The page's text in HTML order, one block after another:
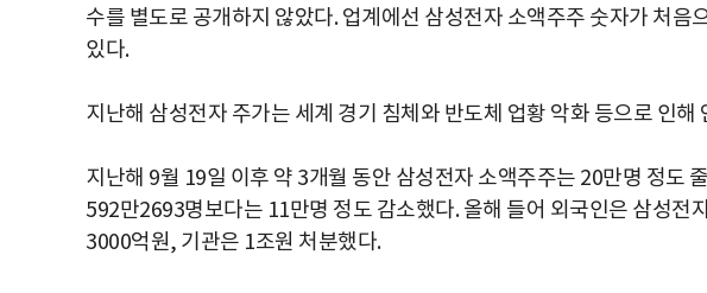
수를 별도로 공개하지 않았다. 업계에선 삼성전자 소액주주 숫자가 처
있다.
지난해 삼성전자 주가는 세계 경기 침체와 반도체 업황 악화 등으로 인
지난해 9월 19일 이후 약 3개월 동안 삼성전자 소액주주는 20만명 정도
592만2693명보다는 11만명 정도 감소했다. 올해 들어 외국인은 삼성전
3000억원, 기관은 1조원 처분했다.